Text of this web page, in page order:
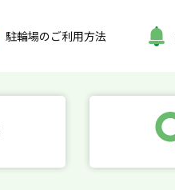
駐輪場のご利用方法